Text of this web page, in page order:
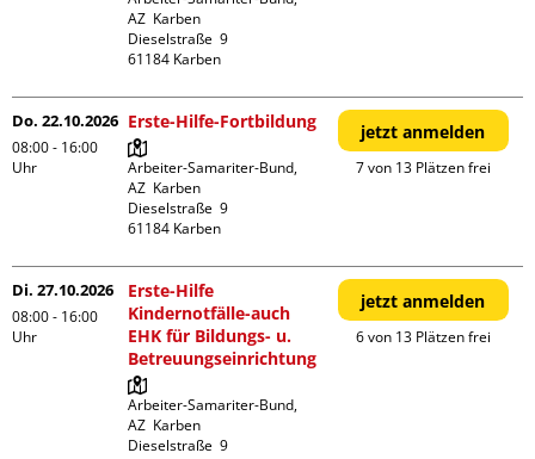
AZ  Karben
Dieselstraße  9
Do. 22.10.2026
08:00 - 16:00
Uhr
Erste-Hilfe-Fortbildung
Arbeiter-Samariter-Bund,
AZ  Karben
Dieselstraße  9
jetzt anmelden
7 von 13 Plätzen frei
Di. 27.10.2026
08:00 - 16:00
Uhr
Erste-Hilfe
Kindernotfälle-auch
EHK für Bildungs- u.
Betreuungseinrichtung
Arbeiter-Samariter-Bund,
AZ  Karben
Dieselstraße  9
jetzt anmelden
6 von 13 Plätzen frei